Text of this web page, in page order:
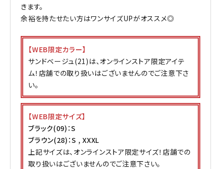
きます。
余裕を持たせたい方はワンサイズUPがオススメ◎
【WEB限定カラー】
サンドベージュ(21)は、オンラインストア限定アイテ
ム！店舗での取り扱いはございませんのでご注意下さ
い。
【WEB限定サイズ】
ブラック(09)：S
ブラウン(28)：S , XXXL
上記サイズは、オンラインストア限定サイズ！店舗での
取り扱いはございませんのでご注意下さい。